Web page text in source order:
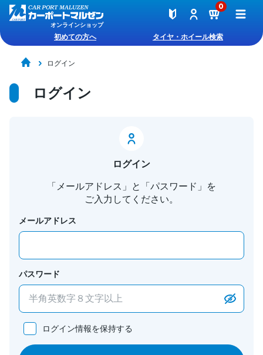
オンラインショップ
0
初めての方へ タイヤ・ホイール検索
ログイン
ログイン
ログイン
「メールアドレス」と「パスワード」を
ご入力してください。
メールアドレス
パスワード
ログイン情報を保持する